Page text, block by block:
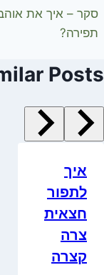
סקר – איך את
תפירה?
Posts
איך
לתפור
חצאית
צרה
קצרה